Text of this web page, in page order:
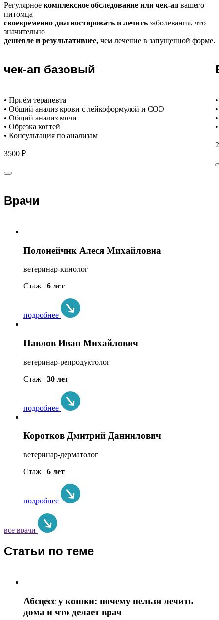
Регулярное комплексное обследование или чек-ап вашего
питомца
своевременно диагностировать и лечить заболевания, что
значительно
дешевле и результативнее, чем лечение в запущенной форме.
чек-ап базовый
• Приём терапевта
• Общий анализ крови с лейкоформулой и СОЭ
• Общий анализ мочи
• Обрезка когтей
• Консультация по анализам
3500 ₽
Врачи
Полонейчик Алеся Михайловна
ветеринар-кинолог
Стаж : 6 лет
подробнее
Павлов Иван Михайлович
ветеринар-репродуктолог
Стаж : 30 лет
подробнее
Коротков Дмитрий Даниилович
ветеринар-дерматолог
Стаж : 6 лет
подробнее
все врачи
Статьи по теме
Абсцесс у кошки: почему нельзя лечить
дома и что делает врач